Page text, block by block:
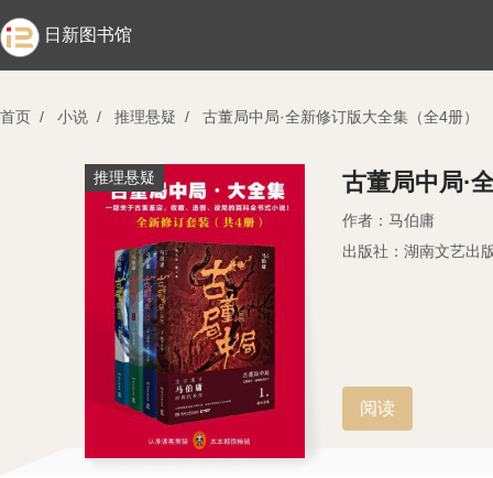
日新图书馆
首页 / 小说 / 推理悬疑 / 古董局中局·全新修订版大全集（全4册）
推理悬疑 古董局中局·
作者：马伯庸
出版社：湖南文艺出
阅读